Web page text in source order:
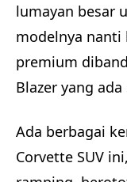
lumayan besar
modelnya nanti
premium
Blazer yang
Ada berbagai
Corvette SUV